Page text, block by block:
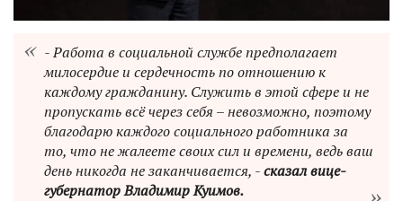
- Работа в социальной службе предполагает
милосердие и сердечность по отношению к
каждому гражданину. Служить в этой сфере и не
пропускать всё через себя – невозможно, поэтому
благодарю каждого социального работника за
то, что не жалеете своих сил и времени, ведь ваш
день никогда не заканчивается, -сказал вице-
губернатор Владимир Куимов.